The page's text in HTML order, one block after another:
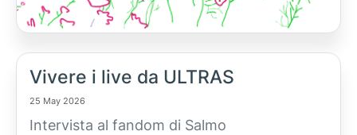
Vivere i live da ULTRAS
25 May 2026
Intervista al fandom di Salmo